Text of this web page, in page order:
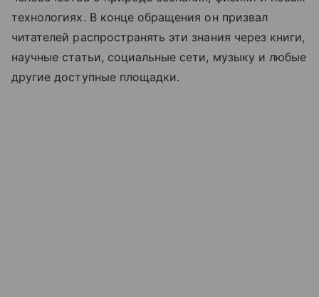
технологиях. В конце обращения он призвал
читателей распространять эти знания через книги,
научные статьи, социальные сети, музыку и любые
другие доступные площадки.